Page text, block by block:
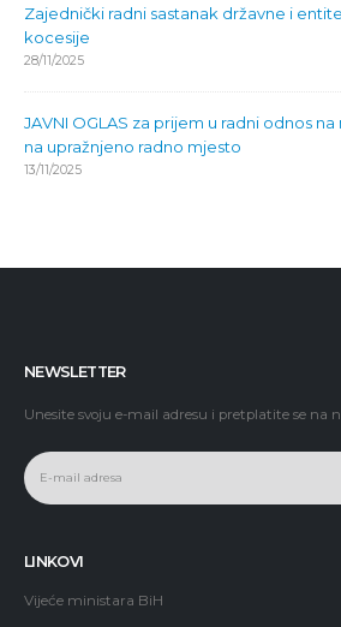
Zajednički radni sastanak državne i
kocesije
28/11/2025
JAVNI OGLAS za prijem u radni odnos
na upražnjeno radno mjesto
13/11/2025
NEWSLETTER
Unesite svoju e-mail adresu i pretplatite se na
LINKOVI
Vijeće ministara BiH